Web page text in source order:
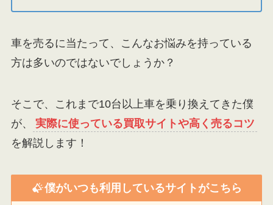
車を売るに当たって、こんなお悩みを持っている
方は多いのではないでしょうか？
そこで、これまで10台以上車を乗り換えてきた僕
が、
実際に使っている買取サイトや高く売るコツ
を解説します！
僕がいつも利用しているサイトがこちら